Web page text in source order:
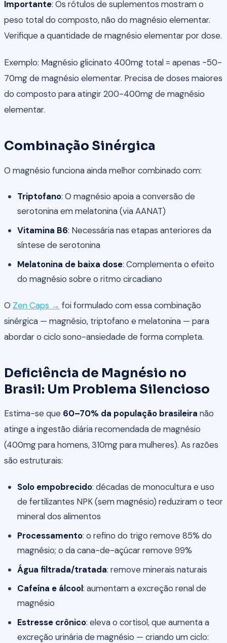
Importante: Os rótulos de suplementos mostram o
peso total do composto, não do magnésio elementar.
Verifique a quantidade de magnésio elementar por dose.
Exemplo: Magnésio glicinato 400mg total = apenas ~50-
70mg de magnésio elementar. Precisa de doses maiores
do composto para atingir 200-400mg de magnésio
elementar.
Combinação Sinérgica
O magnésio funciona ainda melhor combinado com:
Triptofano: O magnésio apoia a conversão de
serotonina em melatonina (via AANAT)
Vitamina B6: Necessária nas etapas anteriores da
síntese de serotonina
Melatonina de baixa dose: Complementa o efeito
do magnésio sobre o ritmo circadiano
O Zen Caps → foi formulado com essa combinação
sinérgica — magnésio, triptofano e melatonina — para
abordar o ciclo sono-ansiedade de forma completa.
Deficiência de Magnésio no
Brasil: Um Problema Silencioso
Estima-se que 60–70% da população brasileira não
atinge a ingestão diária recomendada de magnésio
(400mg para homens, 310mg para mulheres). As razões
são estruturais:
Solo empobrecido: décadas de monocultura e uso
de fertilizantes NPK (sem magnésio) reduziram o teor
mineral dos alimentos
Processamento: o refino do trigo remove 85% do
magnésio; o da cana-de-açúcar remove 99%
Água filtrada/tratada: remove minerais naturais
Cafeína e álcool: aumentam a excreção renal de
magnésio
Estresse crônico: eleva o cortisol, que aumenta a
excreção urinária de magnésio — criando um ciclo: